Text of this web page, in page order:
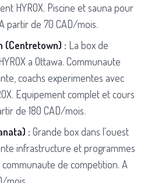
HYROX. Piscine et sauna pour
partir de 70 CAD/mois.
(Centretown) : La box de
a Ottawa. Communaute
coachs experimentes avec
Equipement complet et cours
de 180 CAD/mois.
: Grande box dans l'ouest
infrastructure et programmes
de competition. A
mois.